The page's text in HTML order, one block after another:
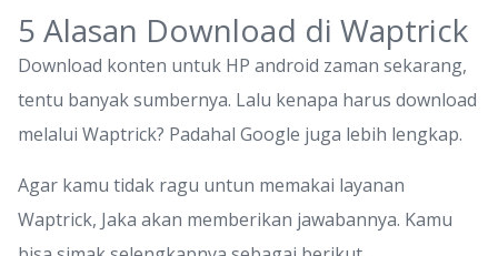
5 Alasan Download di Waptrick
Download konten untuk HP android zaman sekarang,
tentu banyak sumbernya. Lalu kenapa harus download
melalui Waptrick? Padahal Google juga lebih lengkap.
Agar kamu tidak ragu untun memakai layanan
Waptrick, Jaka akan memberikan jawabannya. Kamu